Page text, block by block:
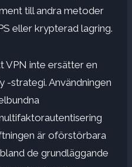
till andra metoder
eller krypterad lagring.
VPN inte ersätter en
strategi. Användningen
är oförstörbara
de grundläggande